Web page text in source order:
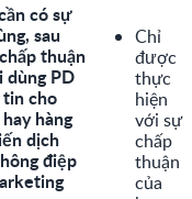
có sự
sau
thuận
dùng PD
tin cho
hàng
dịch
điệp
Chỉ
được
thực
hiện
với sự
chấp
thuận
của